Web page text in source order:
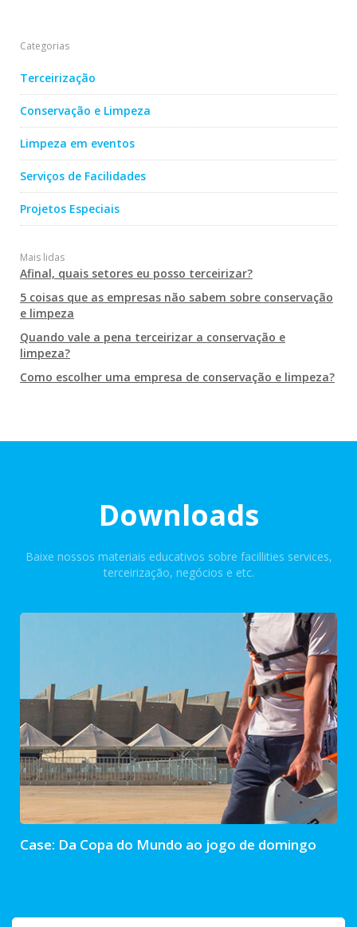
Categorias
Terceirização
Conservação e Limpeza
Limpeza em eventos
Serviços de Facilidades
Projetos Especiais
Mais lidas
Afinal, quais setores eu posso terceirizar?
5 coisas que as empresas não sabem sobre conservação
e limpeza
Quando vale a pena terceirizar a conservação e
limpeza?
Como escolher uma empresa de conservação e limpeza?
Downloads
Baixe nossos materiais educativos sobre facillities services,
terceirização, negócios e etc.
Case: Da Copa do Mundo ao jogo de domingo